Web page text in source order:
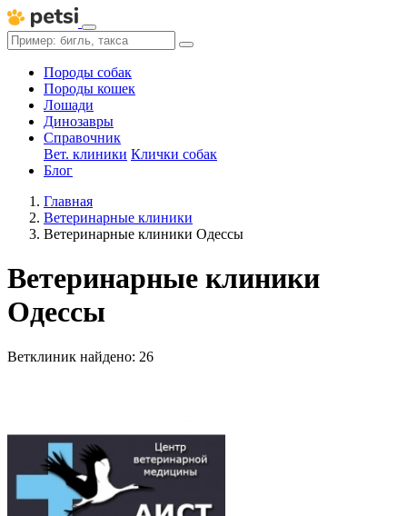
Породы собак
Породы кошек
Лошади
Динозавры
Справочник
Вет. клиники Клички собак
Блог
Главная
Ветеринарные клиники
Ветеринарные клиники Одессы
Ветеринарные клиники
Одессы
Ветклиник найдено: 26